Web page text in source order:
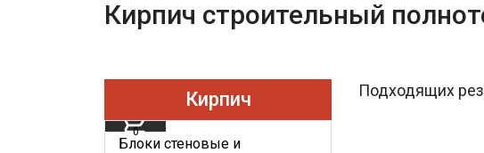
0
Кирпич строительный
Кирпич
Блоки стеновые и
Подходящих